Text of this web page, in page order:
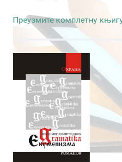
Преузмите комплетну